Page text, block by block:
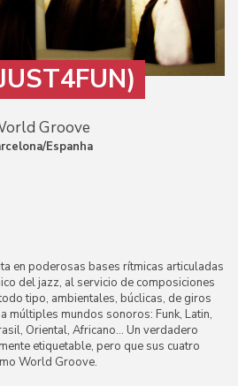
Groove
Espanha
en poderosas bases rítmicas articuladas
del jazz, al servicio de composiciones
tipo, ambientales, búclicas, de giros
múltiples mundos sonoros: Funk, Latin,
Oriental, Africano… Un verdadero
etiquetable, pero que sus cuatro
World Groove.